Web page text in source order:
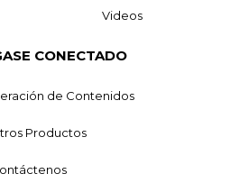
Videos
CONECTADO
de Contenidos
Productos